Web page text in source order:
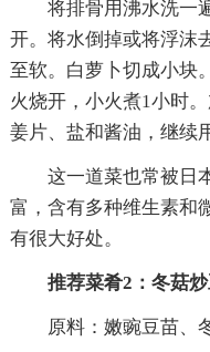
将排骨用沸水洗一
开。将水倒掉或将浮沫
至软。白萝卜切成小块
火烧开，小火煮1小时
姜片、盐和酱油，继续
这一道菜也常被日
富，含有多种维生素和
有很大好处。
推荐菜肴2：冬菇
原料：嫩豌豆苗、